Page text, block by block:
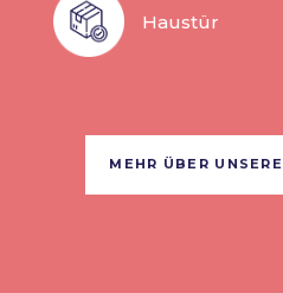
Haustür
MEHR ÜBER